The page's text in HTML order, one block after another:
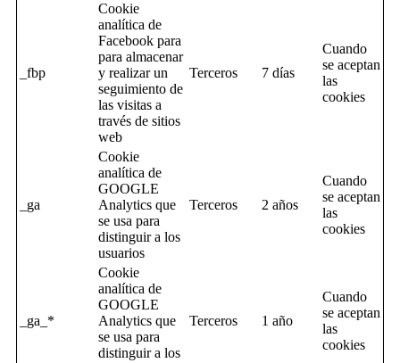
_fbp
Cookie
analítica de
Facebook para
para almacenar
y realizar un
seguimiento de
las visitas a
través de sitios
web
Terceros 7 días
Cuando
se aceptan
las
cookies
_ga
Cookie
analítica de
GOOGLE
Analytics que
se usa para
distinguir a los
usuarios
Terceros 2 años
Cuando
se aceptan
las
cookies
_ga_*
Cookie
analítica de
GOOGLE
Analytics que
se usa para
distinguir a los
Terceros 1 año
Cuando
se aceptan
las
cookies